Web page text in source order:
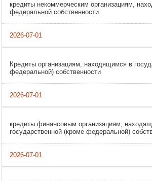
кредиты некоммерческим организациям,
федеральной собственности
Кредиты организациям, находящимся в
федеральной) собственности
кредиты финансовым организациям,
государственной (кроме федеральной)